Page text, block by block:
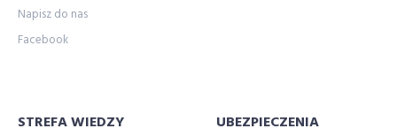
Napisz do nas
Facebook
STREFA WIEDZY UBEZPIECZENIA